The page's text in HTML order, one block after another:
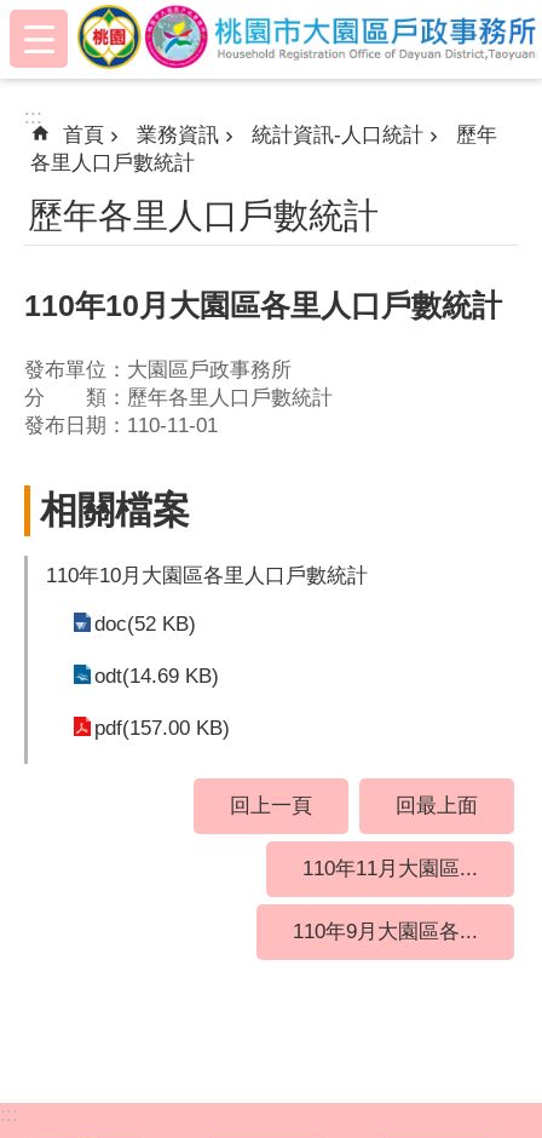
跳到主要內容區塊
:::
:::
首頁 業務資訊 統計資訊-人口統計
歷年
各里人口戶數統計
歷年各里人口戶數統計
110年10月大園區各里人口戶數統計
發布單位：大園區戶政事務所
分 類：歷年各里人口戶數統計
發布日期：110-11-01
相關檔案
110年10月大園區各里人口戶數統計
doc(52 KB)
odt(14.69 KB)
pdf(157.00 KB)
回上一頁 回最上面
110年11月大園區...
110年9月大園區各...
:::